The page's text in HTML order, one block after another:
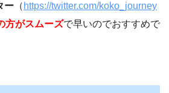
ー （ https://twitter.com/koko_journey
方がスムーズで早いのでおすすめで